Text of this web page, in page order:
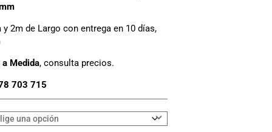
2m de Largo con entrega en 10 días,
Medida, consulta precios.
703 715